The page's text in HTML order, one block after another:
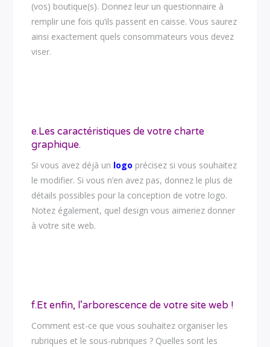
(vos) boutique(s). Donnez leur un questionnaire à
remplir une fois qu’ils passent en caisse. Vous saurez
ainsi exactement quels consommateurs vous devez
viser.
e.Les caractéristiques de votre charte
graphique.
Si vous avez déjà un logo précisez si vous souhaitez
le modifier. Si vous n’en avez pas, donnez le plus de
détails possibles pour la conception de votre logo.
Notez également, quel design vous aimeriez donner
à votre site web.
f.Et enfin, l’arborescence de votre site web !
Comment est-ce que vous souhaitez organiser les
rubriques et le sous-rubriques ? Quelles sont les